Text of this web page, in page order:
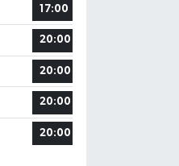
17:00
20:00
20:00
20:00
20:00